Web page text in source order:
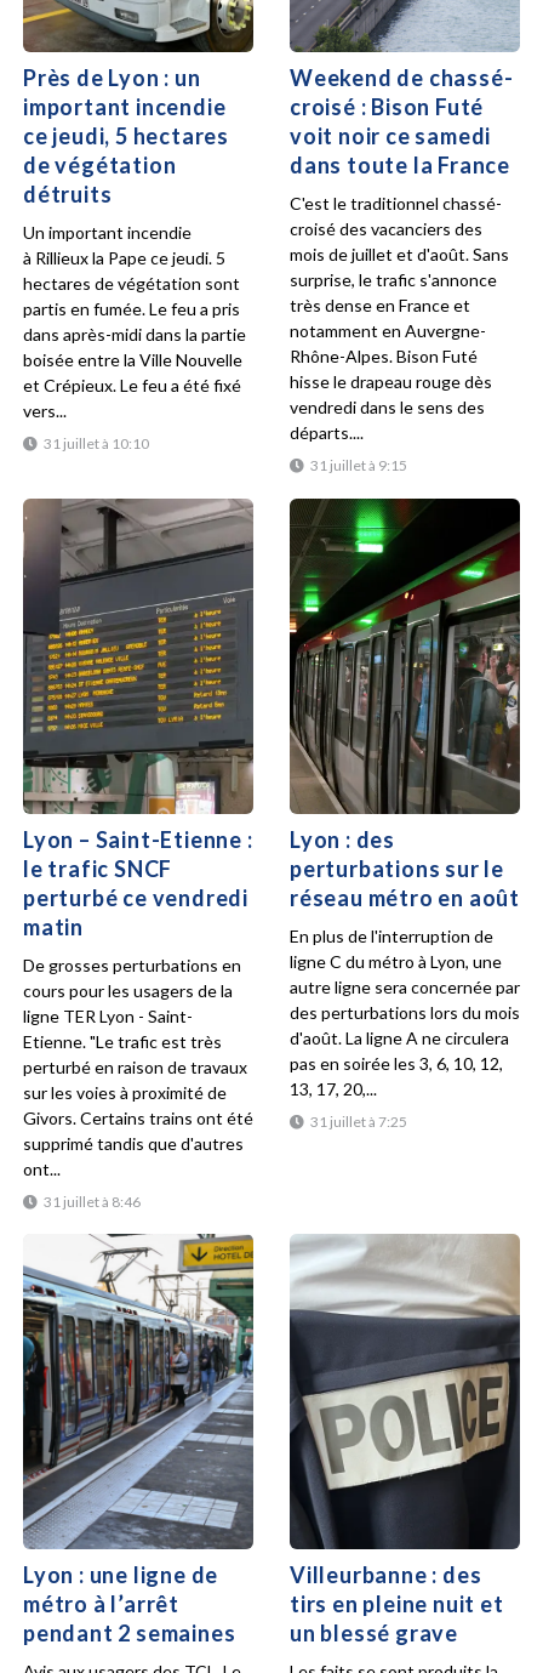
Près de Lyon : un
important incendie
ce jeudi, 5 hectares
de végétation
détruits
31 juillet à 10:10
Un important incendie
à Rillieux la Pape ce jeudi. 5
hectares de végétation sont
partis en fumée. Le feu a pris
dans après-midi dans la partie
boisée entre la Ville Nouvelle
et Crépieux. Le feu a été fixé
vers...
Weekend de chassé-
croisé : Bison Futé
voit noir ce samedi
dans toute la France
31 juillet à 9:15
C'est le traditionnel chassé-
croisé des vacanciers des
mois de juillet et d'août. Sans
surprise, le trafic s'annonce
très dense en France et
notamment en Auvergne-
Rhône-Alpes. Bison Futé
hisse le drapeau rouge dès
vendredi dans le sens des
départs....
Lyon – Saint-Etienne :
le trafic SNCF
perturbé ce vendredi
matin
31 juillet à 8:46
De grosses perturbations en
cours pour les usagers de la
ligne TER Lyon - Saint-
Etienne. "Le trafic est très
perturbé en raison de travaux
sur les voies à proximité de
Givors. Certains trains ont été
supprimé tandis que d'autres
ont...
Lyon : des
perturbations sur le
réseau métro en août
31 juillet à 7:25
En plus de l'interruption de
ligne C du métro à Lyon, une
autre ligne sera concernée par
des perturbations lors du mois
d'août. La ligne A ne circulera
pas en soirée les 3, 6, 10, 12,
13, 17, 20,...
Lyon : une ligne de
métro à l’arrêt
pendant 2 semaines
Villeurbanne : des
tirs en pleine nuit et
un blessé grave